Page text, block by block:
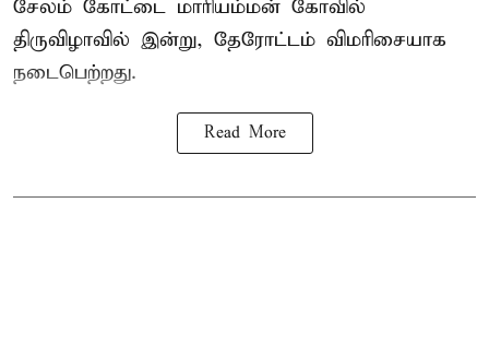
சேலம் கோட்டை மாரியம்மன் கோவில்
திருவிழாவில் இன்று, தேரோட்டம் விமரிசையாக
நடைபெற்றது.
Read More